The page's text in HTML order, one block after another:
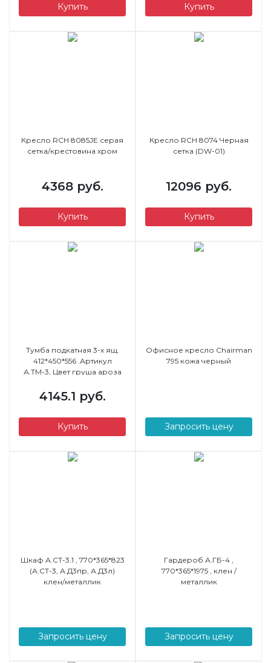
Купить Купить
Кресло RCH 8085JE серая
сетка/крестовина хром
4368 руб.
Купить
Кресло RCH 8074 Черная
сетка (DW-01)
12096 руб.
Купить
Тумба подкатная 3-х ящ.
412*450*556 .Артикул
А.ТМ-3, Цвет груша ароза
4145.1 руб.
Купить
Офисное кресло Chairman
795 кожа черный
Запросить цену
Шкаф А.СТ-3.1 , 770*365*823
(А.СТ-3, А.Д3пр, А.Д3л)
клен/металлик
Запросить цену
Гардероб А.ГБ-4 ,
770*365*1975 , клен /
металлик
Запросить цену